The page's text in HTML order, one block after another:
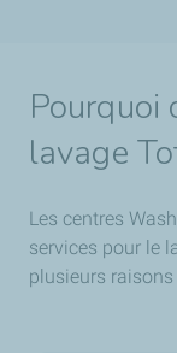
Pourquoi
lavage
Les centres
services pour le
plusieurs raisons